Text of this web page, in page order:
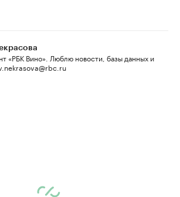
«РБК Вино». Люблю новости, базы данных и